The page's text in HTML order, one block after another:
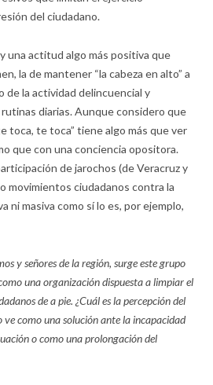
del ciudadano.
una actitud algo más positiva que
la de mantener “la cabeza en alto” a
de la actividad delincuencial y
diarias. Aunque considero que
toca, te toca” tiene algo más que ver
que con una conciencia opositora.
de jarochos (de Veracruz y
movimientos ciudadanos contra la
ni masiva como sí lo es, por ejemplo,
y señores de la región, surge este grupo
una organización dispuesta a limpiar el
de a pie. ¿Cuál es la percepción del
ve como una solución ante la incapacidad
o como una prolongación del